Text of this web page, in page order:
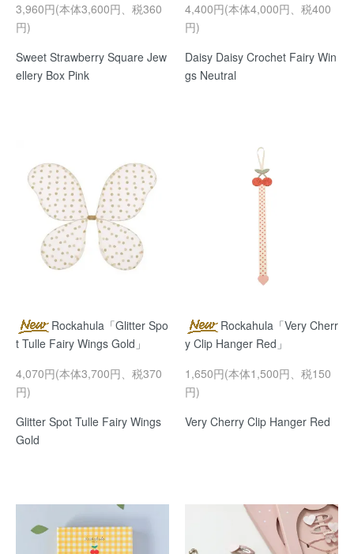
3,960円(本体3,600円、税360
円)
Sweet Strawberry Square Jew
ellery Box Pink
4,400円(本体4,000円、税400
円)
Daisy Daisy Crochet Fairy Win
gs Neutral
Rockahula「Glitter Spo
t Tulle Fairy Wings Gold」
4,070円(本体3,700円、税370
円)
Glitter Spot Tulle Fairy Wings
Gold
Rockahula「Very Cherr
y Clip Hanger Red」
1,650円(本体1,500円、税150
円)
Very Cherry Clip Hanger Red